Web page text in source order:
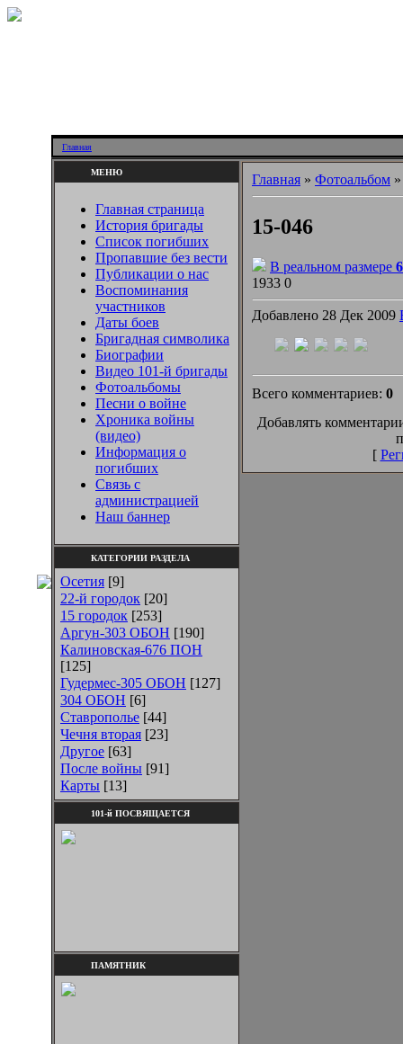
Главная
МЕНЮ
Главная страница
История бригады
Список погибших
Пропавшие без вести
Публикации о нас
Воспоминания
участников
Даты боев
Бригадная символика
Биографии
Видео 101-й бригады
Фотоальбомы
Песни о войне
Хроника войны
(видео)
Информация о
погибших
Связь с
администрацией
Наш баннер
КАТЕГОРИИ РАЗДЕЛА
Осетия [9]
22-й городок [20]
15 городок [253]
Аргун-303 ОБОН [190]
Калиновская-676 ПОН
[125]
Гудермес-305 ОБОН [127]
304 ОБОН [6]
Ставрополье [44]
Чечня вторая [23]
Другое [63]
После войны [91]
Карты [13]
101-й ПОСВЯЩАЕТСЯ
ПАМЯТНИК
Главная » Фотоальбом
15-046
В реальном размере
1933 0
Добавлено 28 Дек 2009
Всего комментариев: 0
Добавлять
[